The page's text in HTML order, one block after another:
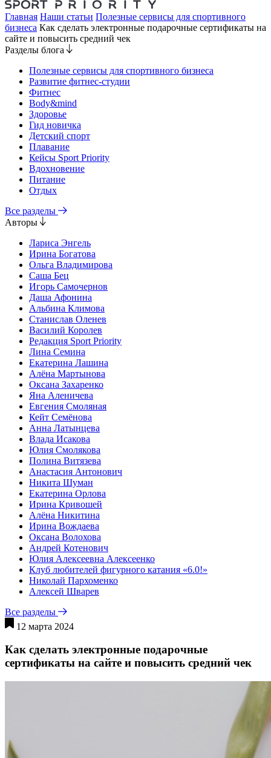
Главная Наши статьи Полезные сервисы для спортивного
бизнеса Как сделать электронные подарочные сертификаты на
сайте и повысить средний чек
Разделы блога
Полезные сервисы для спортивного бизнеса
Развитие фитнес-студии
Фитнес
Body&mind
Здоровье
Гид новичка
Детский спорт
Плавание
Кейсы Sport Priority
Вдохновение
Питание
Отдых
Все разделы
Авторы
Лариса Энгель
Ирина Богатова
Ольга Владимирова
Саша Бец
Игорь Самочернов
Даша Афонина
Альбина Климова
Станислав Оленев
Василий Королев
Редакция Sport Priority
Лина Семина
Екатерина Лашина
Алёна Мартынова
Оксана Захаренко
Яна Аленичева
Евгения Смоляная
Кейт Семёнова
Анна Латынцева
Влада Исакова
Юлия Смолякова
Полина Витязева
Анастасия Антонович
Никита Шуман
Екатерина Орлова
Ирина Кривошей
Алёна Никитина
Ирина Вождаева
Оксана Волохова
Андрей Котенович
Юлия Алексеевна Алексеенко
Клуб любителей фигурного катания «6.0!»
Николай Пархоменко
Алексей Шварев
Все разделы
12 марта 2024
Как сделать электронные подарочные
сертификаты на сайте и повысить средний чек